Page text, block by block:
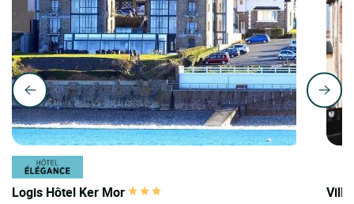
Logis Hôtel Ker Mor